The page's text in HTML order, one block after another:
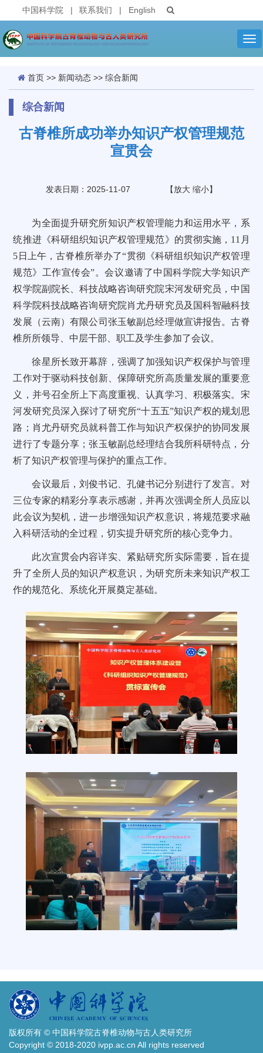
中国科学院 | 联系我们 | English
首页 >> 新闻动态 >> 综合新闻
综合新闻
古脊椎所成功举办知识产权管理规范
宣贯会
发表日期：2025-11-07 【放大 缩小】
为全面提升研究所知识产权管理能力和运用水平 ， 系
统推进《科研组织知识产权管理规范》的贯彻实施， 11月
5日
上午 ，古脊椎所举办了“贯彻《科研组织知识产权管理
规范》工作宣传会”。会议邀请了中国科学院大学知识产
权学院副院长、科技战略咨询研究院宋河发研究员 ， 中国
科学院科技战略咨询研究院肖尤丹研究员及国科智融科技
发展（云南）有限公司张玉敏副总经理做宣讲报告。古脊
椎所所领导、中层干部 、职工 及学生参加了会议。
徐星所长致开幕辞，强调了加强知识产权保护与管理
工作对于驱动科技创新、保障研究所高质量发展的重要意
义，并号召全所上下高度重视、认真学习、积极落实。宋
河发研究员深入探讨了研究所“十五五”知识产权的规划思
路；肖尤丹研究员就科普工作与知识产权保护的协同发展
进行了专题分享；张玉敏副总经理结合我所科研特点，分
析了知识产权管理与保护的重点工作。
会议最后，刘俊书记、孔健书记分别 进行了发言。 对
三位专家的精彩分享表示感谢，并再次强调全所人员应以
此会议为契机，进一步增强知识产权意识，将规范要求融
入科研活动的全过程，切实提升研究所的核心竞争力。
此次宣贯会内容详实、紧贴研究所实际需要 ， 旨在提
升了全所人员的知识产权意识，为研究所未来知识产权工
作的规范化、系统化开展奠定基础。
版权所有 © 中国科学院古脊椎动物与古人类研究所
Copyright © 2018-2020 ivpp.ac.cn All rights reserved